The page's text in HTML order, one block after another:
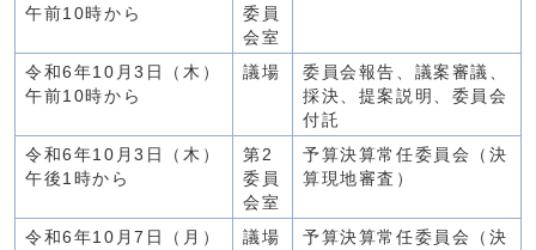
午前10時から
委員
会室
令和6年10月3日（木）
午前10時から
議場
委員会報告、議案審議、
採決、提案説明、委員会
付託
令和6年10月3日（木）
午後1時から
第2
委員
会室
予算決算常任委員会（決
算現地審査）
令和6年10月7日（月）
議場
予算決算常任委員会（決